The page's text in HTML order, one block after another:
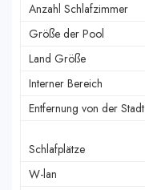
Anzahl Schlafzimmer
Größe der Pool
Land Größe
Interner Bereich
Entfernung von der Stadt
Schlafplätze
W-lan